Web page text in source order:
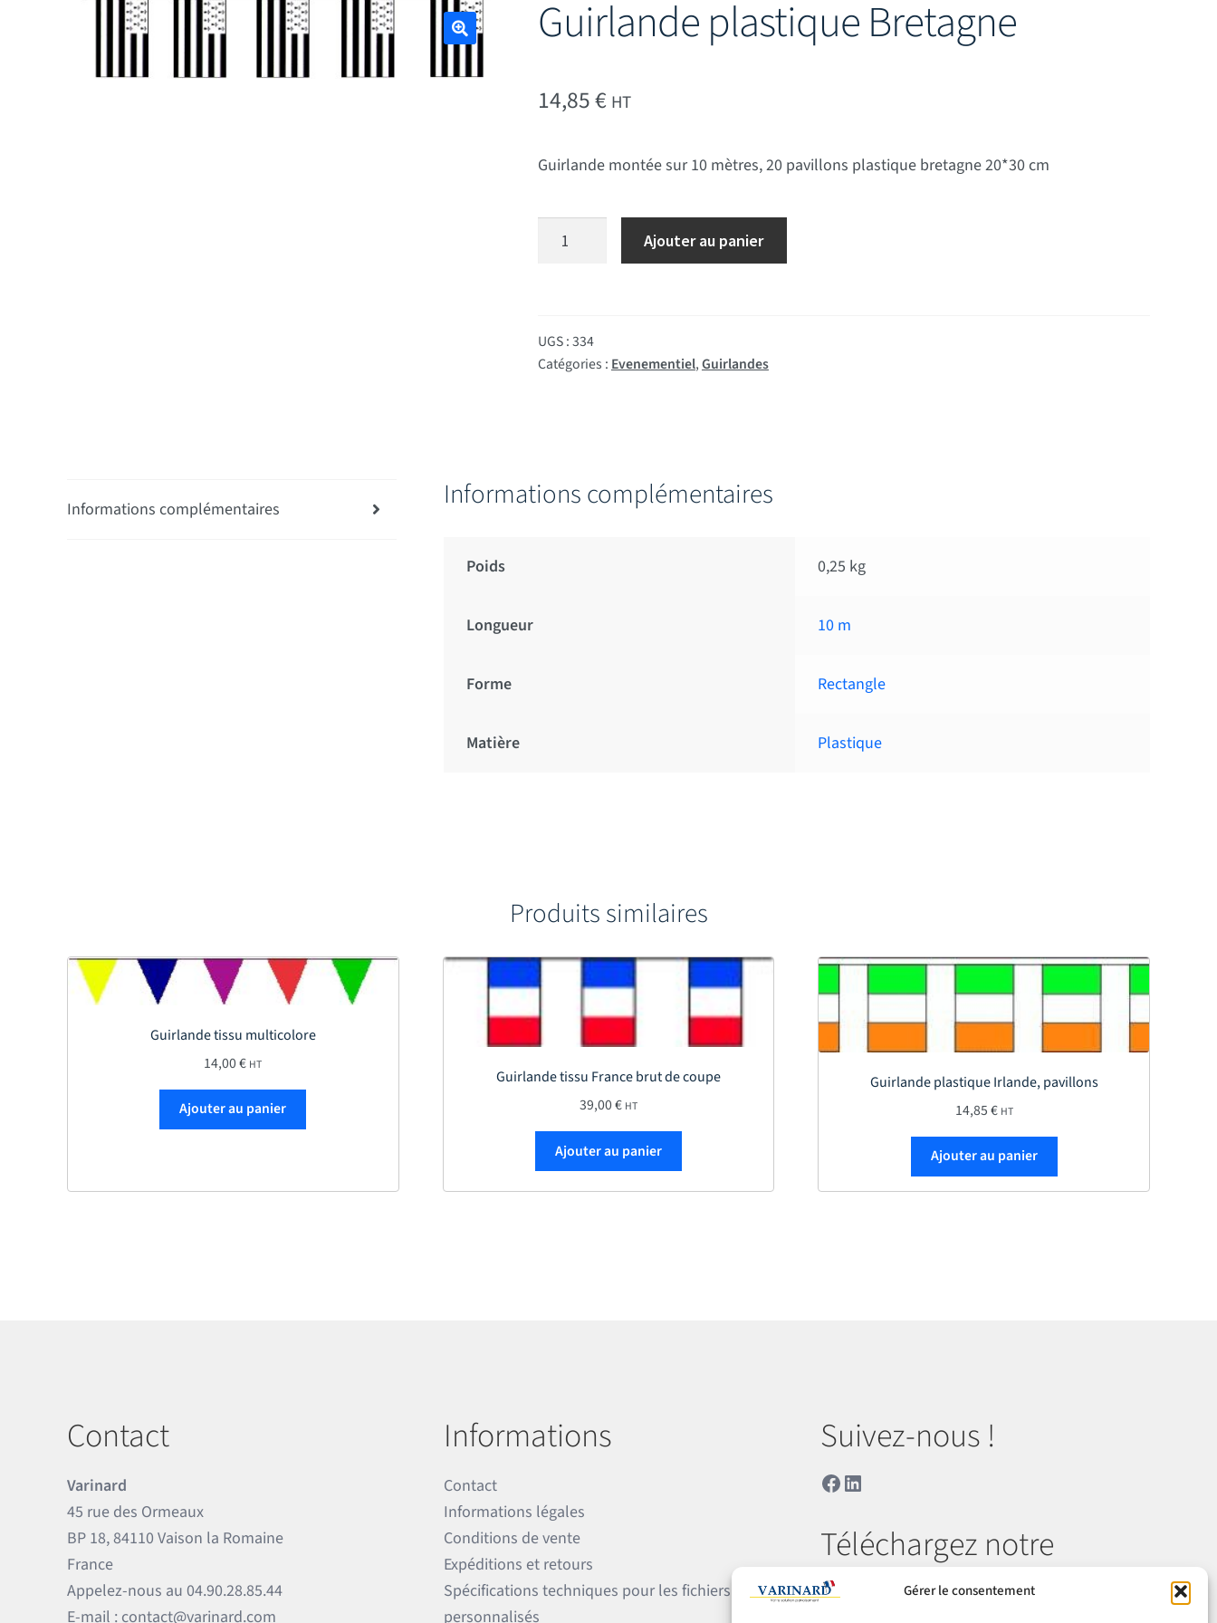
Gérer le consentement
Guirlande plastique Bretagne
14,85€ HT
Guirlande montée sur 10 mètres, 20 pavillons plastique bretagne 20*30 cm
quantité de Guirlande plastique Bretagne
Ajouter au panier
UGS :334
Catégories : Evenementiel,Guirlandes
Informations complémentaires Informations complémentaires
Poids 0,25 kg
Longueur 10 m
Forme Rectangle
Matière Plastique
Produits similaires
Guirlande tissu multicolore
14,00€ HT
Ajouter au panier
Guirlande tissu France brut de coupe
39,00€ HT
Ajouter au panier
Guirlande plastique Irlande, pavillons
14,85€ HT
Ajouter au panier
Contact
Varinard
45 rue des Ormeaux
BP 18, 84110 Vaison la Romaine
France
Appelez-nous au 04.90.28.85.44
E-mail : contact@varinard.com
Informations
Contact
Informations légales
Conditions de vente
Expéditions et retours
Spécifications techniques pour les fichiers
personnalisés
Suivez-nous !
Facebook
LinkedIn
Téléchargez notre
catalogue